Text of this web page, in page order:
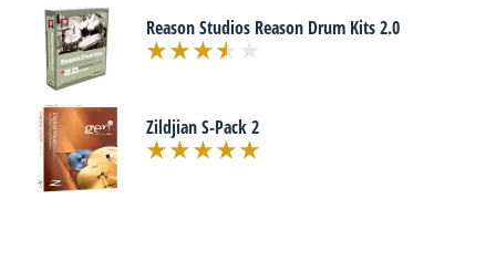
Reason Studios Reason Drum Kits 2.0
Zildjian S-Pack 2